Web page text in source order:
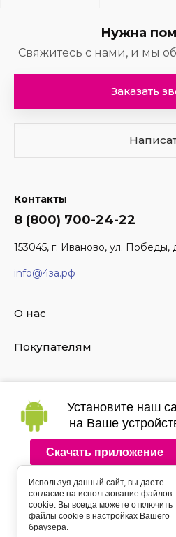
Нужна
Свяжитесь с нами, и мы
Заказать
Контакты
8 (800) 700-24-22
153045, г. Иваново, ул. Победы,
info@4за.рф
О нас
Покупателям
2014 - 2026
Установите наш
на Ваше
Скачать приложение
Подпишитесь на рассылку
push-уведомлений
Подписаться
Используя данный сайт, вы даете
согласие на использование файлов
cookie. Вы всегда можете отключить
файлы cookie в настройках Вашего
браузера.